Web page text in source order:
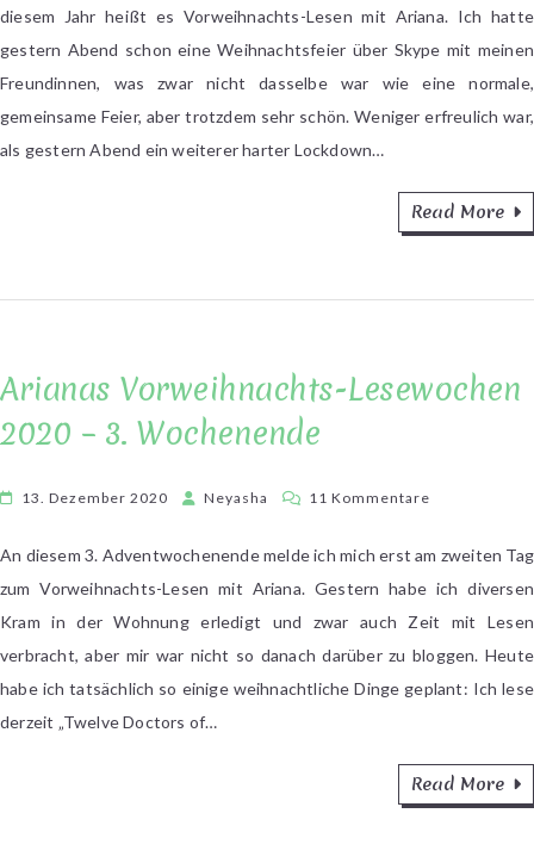
4.
diesem Jahr heißt es Vorweihnachts-Lesen mit Ariana. Ich hatte
gestern Abend schon eine Weihnachtsfeier über Skype mit meinen
Freundinnen, was zwar nicht dasselbe war wie eine normale,
gemeinsame Feier, aber trotzdem sehr schön. Weniger erfreulich war,
als gestern Abend ein weiterer harter Lockdown…
Read More
Arianas Vorweihnachts-Lesewochen
2020 – 3. Wochenende
13. Dezember 2020 Neyasha 11 Kommentare
3.
Wochenende
An diesem 3. Adventwochenende melde ich mich erst am zweiten Tag
zum Vorweihnachts-Lesen mit Ariana. Gestern habe ich diversen
Kram in der Wohnung erledigt und zwar auch Zeit mit Lesen
verbracht, aber mir war nicht so danach darüber zu bloggen. Heute
habe ich tatsächlich so einige weihnachtliche Dinge geplant: Ich lese
derzeit „Twelve Doctors of…
Read More